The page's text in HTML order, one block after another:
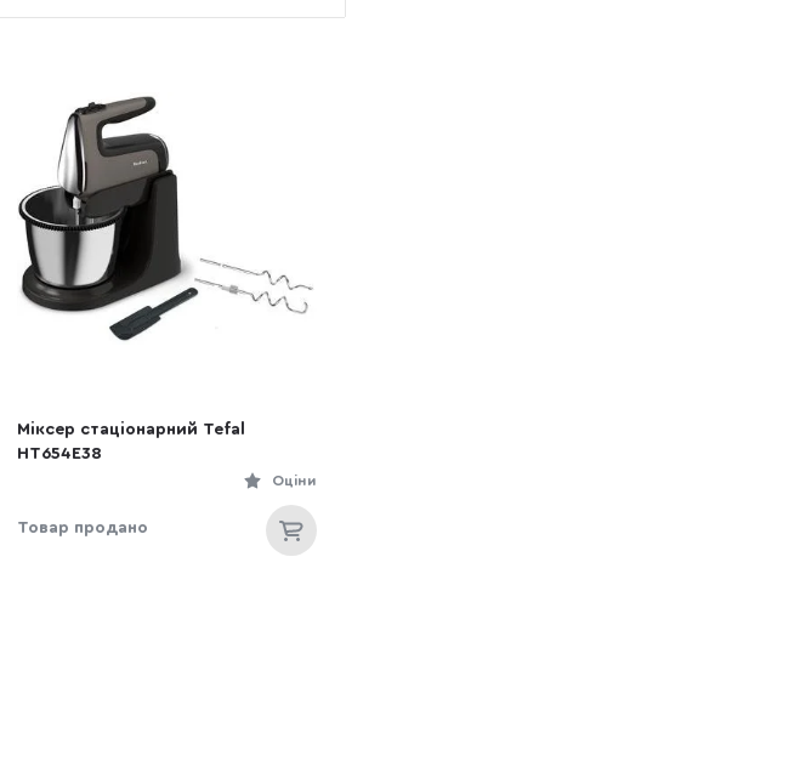
Міксер стаціонарний Tefal
HT654E38
Оціни
Товар продано